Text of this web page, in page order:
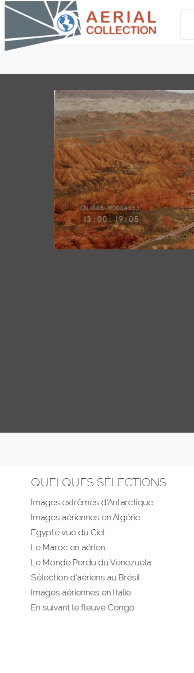
QUELQUES SÉLECTIONS
Images extrêmes d'Antarctique
Images aériennes en Algérie
Egypte vue du Ciel
Le Maroc en aérien
Le Monde Perdu du Venezuela
Sélection d'aériens au Brésil
Images aériennes en Italie
En suivant le fleuve Congo